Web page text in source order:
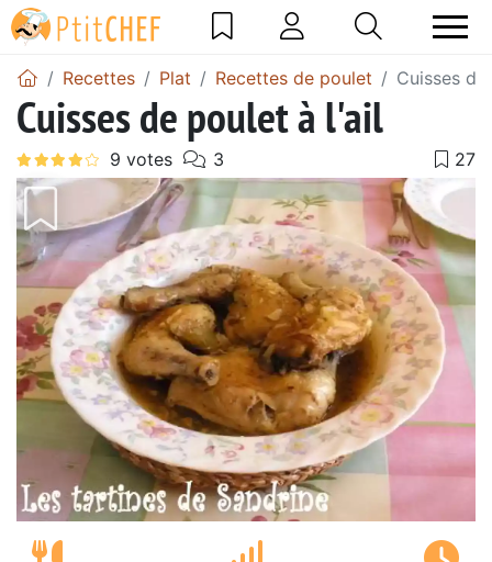
Recettes Plat Recettes de poulet Cuisses
Cuisses de poulet à l'ail